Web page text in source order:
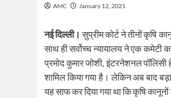
AMC January 12, 2021
नई दिल्ली। सुप्रीम कोर्ट ने तीनों कृषि
साथ ही सर्वोच्च न्यायालय ने एक कमेटी
प्रमोद कुमार जोशी, इंटरनेशनल
शामिल किया गया है। लेकिन अब बाद
यह साफ कर दिया गया था कि कृषि